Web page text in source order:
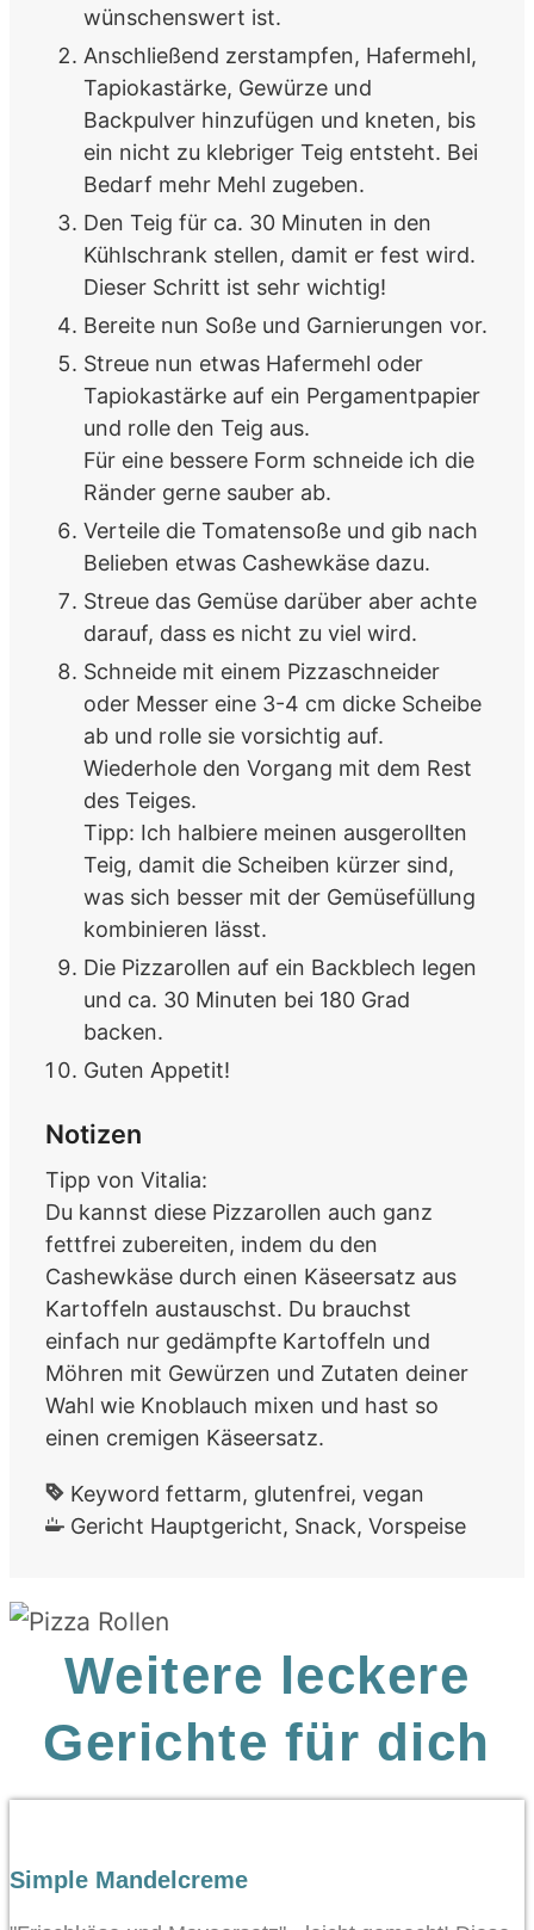
wünschenswert ist.
Anschließend zerstampfen, Hafermehl,
Tapiokastärke, Gewürze und
Backpulver hinzufügen und kneten, bis
ein nicht zu klebriger Teig entsteht. Bei
Bedarf mehr Mehl zugeben.
Den Teig für ca. 30 Minuten in den
Kühlschrank stellen, damit er fest wird.
Dieser Schritt ist sehr wichtig!
Bereite nun Soße und Garnierungen vor.
Streue nun etwas Hafermehl oder
Tapiokastärke auf ein Pergamentpapier
und rolle den Teig aus.
Für eine bessere Form schneide ich die
Ränder gerne sauber ab.
Verteile die Tomatensoße und gib nach
Belieben etwas Cashewkäse dazu.
Streue das Gemüse darüber aber achte
darauf, dass es nicht zu viel wird.
Schneide mit einem Pizzaschneider
oder Messer eine 3-4 cm dicke Scheibe
ab und rolle sie vorsichtig auf.
Wiederhole den Vorgang mit dem Rest
des Teiges.
Tipp: Ich halbiere meinen ausgerollten
Teig, damit die Scheiben kürzer sind,
was sich besser mit der Gemüsefüllung
kombinieren lässt.
Die Pizzarollen auf ein Backblech legen
und ca. 30 Minuten bei 180 Grad
backen.
Guten Appetit!
Notizen
Tipp von Vitalia:
Du kannst diese Pizzarollen auch ganz
fettfrei zubereiten, indem du den
Cashewkäse durch einen Käseersatz aus
Kartoffeln austauschst. Du brauchst
einfach nur gedämpfte Kartoffeln und
Möhren mit Gewürzen und Zutaten deiner
Wahl wie Knoblauch mixen und hast so
einen cremigen Käseersatz.
Keyword fettarm, glutenfrei, vegan
Gericht Hauptgericht, Snack, Vorspeise
Weitere leckere
Gerichte für dich
Simple Mandelcreme